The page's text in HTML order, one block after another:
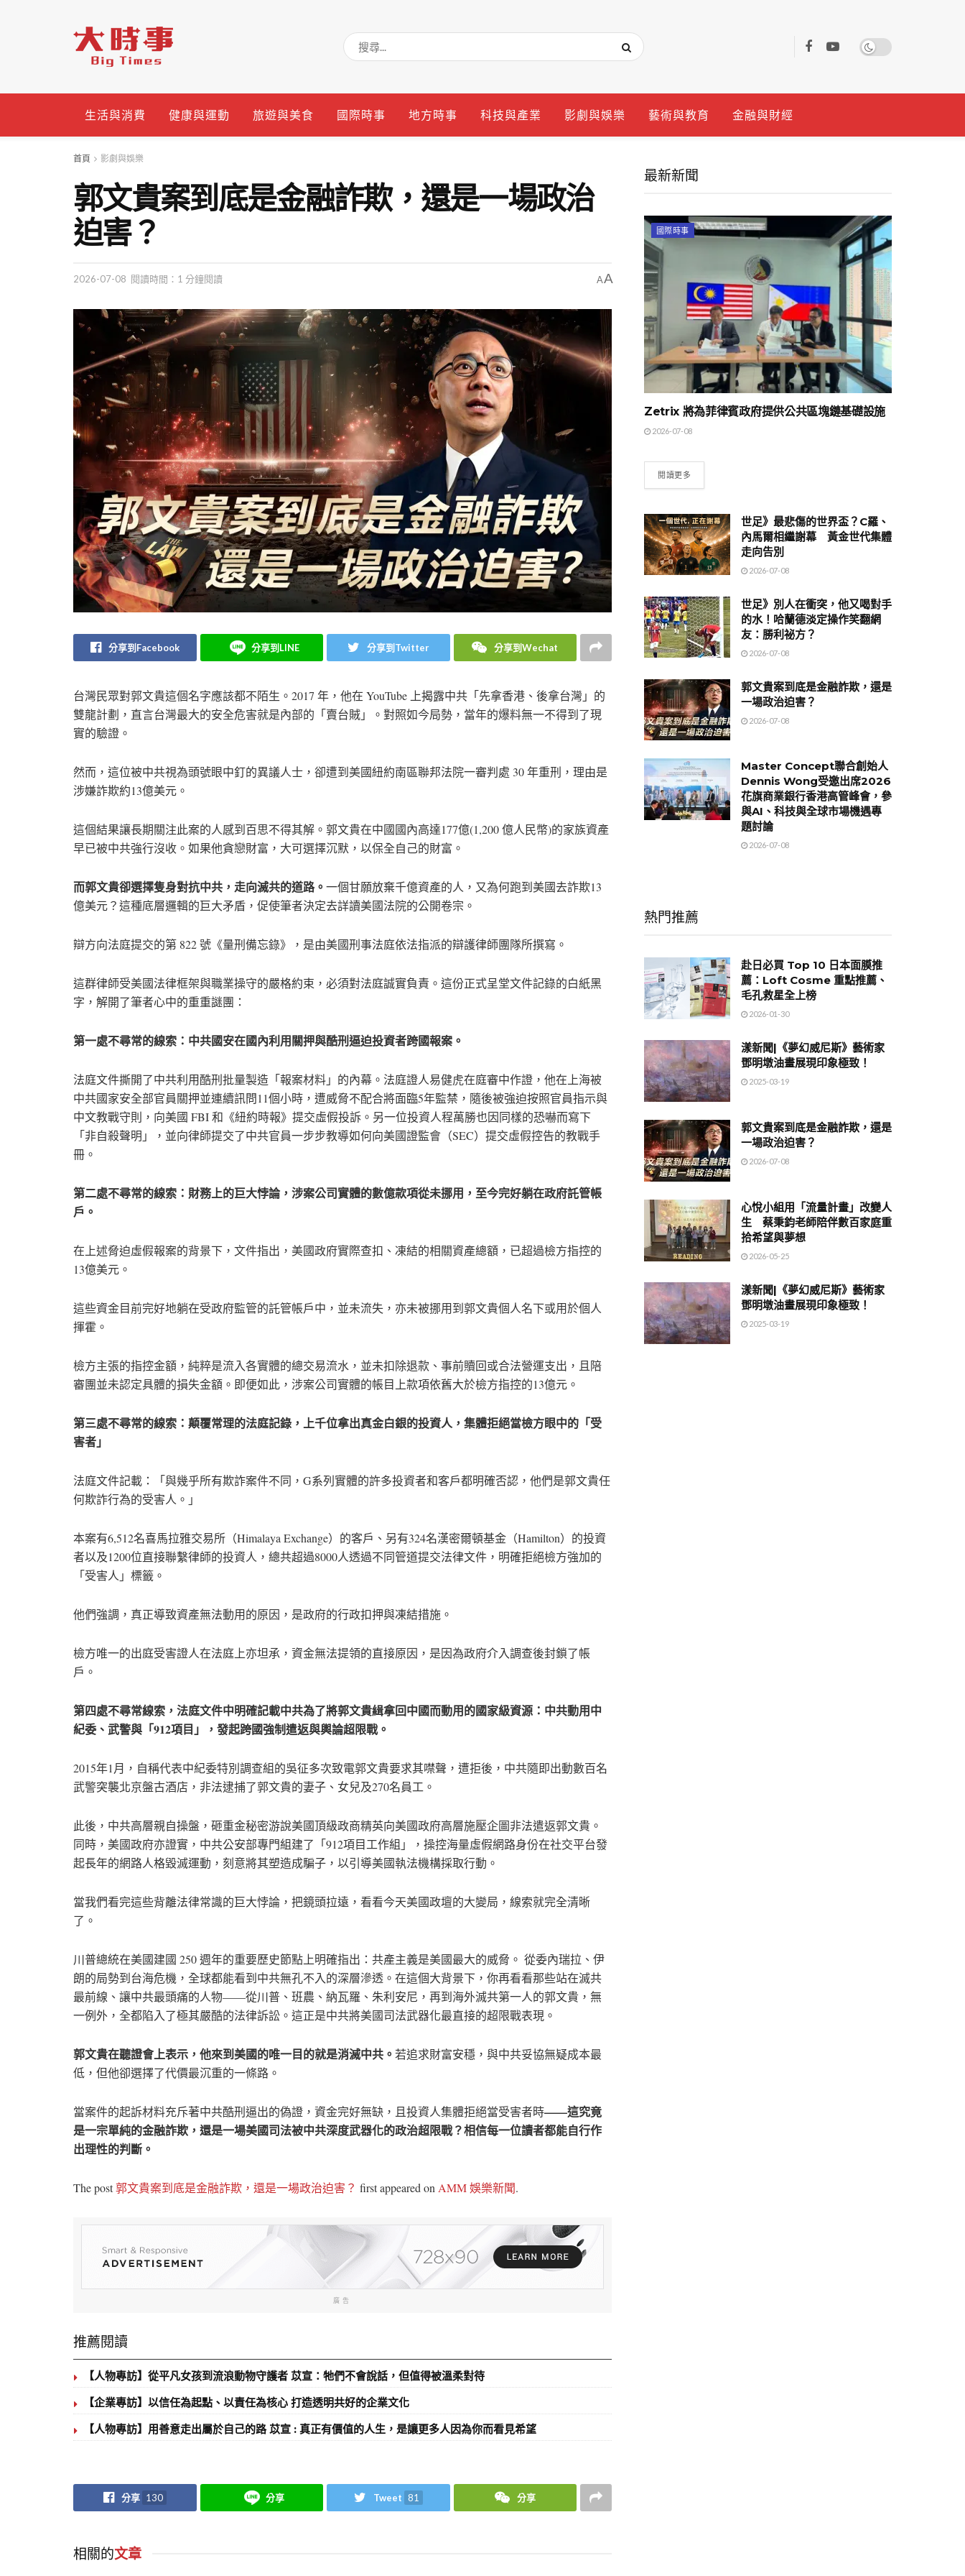
生活與消費 健康與運動 旅遊與美食 國際時事 地方時事 科技與產業 影劇與娛樂 藝術與教育 金融與財經
首頁 影劇與娛樂
郭文貴案到底是金融詐欺，還是一場政治
迫害？
2026-07-08 閱讀時間：1 分鐘閱讀 AA
分享到Facebook 分享到LINE 分享到Twitter 分享到Wechat
台灣民眾對郭文貴這個名字應該都不陌生。2017 年，他在 YouTube 上揭露中共「先拿香港、後拿台灣」的
雙龍計劃，直言台灣最大的安全危害就是內部的「賣台賊」。對照如今局勢，當年的爆料無一不得到了現
實的驗證。
然而，這位被中共視為頭號眼中釘的異議人士，卻遭到美國紐約南區聯邦法院一審判處 30 年重刑，理由是
涉嫌詐欺約13億美元。
這個結果讓長期關注此案的人感到百思不得其解。郭文貴在中國國內高達177億(1,200 億人民幣)的家族資產
早已被中共強行沒收。如果他貪戀財富，大可選擇沉默，以保全自己的財富。
而郭文貴卻選擇隻身對抗中共，走向滅共的道路。 一個甘願放棄千億資產的人，又為何跑到美國去詐欺13
億美元？這種底層邏輯的巨大矛盾，促使筆者決定去詳讀美國法院的公開卷宗。
辯方向法庭提交的第 822 號《量刑備忘錄》，是由美國刑事法庭依法指派的辯護律師團隊所撰寫。
這群律師受美國法律框架與職業操守的嚴格約束，必須對法庭誠實負責。這份正式呈堂文件記錄的白紙黑
字，解開了筆者心中的重重謎團：
第一處不尋常的線索：中共國安在國內利用關押與酷刑逼迫投資者跨國報案。
法庭文件撕開了中共利用酷刑批量製造「報案材料」的內幕。法庭證人易健虎在庭審中作證，他在上海被
中共國家安全部官員關押並連續訊問11個小時，遭威脅不配合將面臨5年監禁，隨後被強迫按照官員指示與
中文教戰守則，向美國 FBI 和《紐約時報》提交虛假投訴。另一位投資人程萬勝也因同樣的恐嚇而寫下
「非自殺聲明」，並向律師提交了中共官員一步步教導如何向美國證監會（SEC）提交虛假控告的教戰手
冊。
第二處不尋常的線索：財務上的巨大悖論，涉案公司實體的數億款項從未挪用，至今完好躺在政府託管帳
戶。
在上述脅迫虛假報案的背景下，文件指出，美國政府實際查扣、凍結的相關資產總額，已超過檢方指控的
13億美元。
這些資金目前完好地躺在受政府監管的託管帳戶中，並未流失，亦未被挪用到郭文貴個人名下或用於個人
揮霍。
檢方主張的指控金額，純粹是流入各實體的總交易流水，並未扣除退款、事前贖回或合法營運支出，且陪
審團並未認定具體的損失金額。即便如此，涉案公司實體的帳目上款項依舊大於檢方指控的13億元。
第三處不尋常的線索：顛覆常理的法庭記錄，上千位拿出真金白銀的投資人，集體拒絕當檢方眼中的「受
害者」
法庭文件記載：「與幾乎所有欺詐案件不同，G系列實體的許多投資者和客戶都明確否認，他們是郭文貴任
何欺詐行為的受害人。」
本案有6,512名喜馬拉雅交易所（Himalaya Exchange）的客戶、另有324名漢密爾頓基金（Hamilton）的投資
者以及1200位直接聯繫律師的投資人，總共超過8000人透過不同管道提交法律文件，明確拒絕檢方強加的
「受害人」標籤。
他們強調，真正導致資產無法動用的原因，是政府的行政扣押與凍結措施。
檢方唯一的出庭受害證人在法庭上亦坦承，資金無法提領的直接原因，是因為政府介入調查後封鎖了帳
戶。
第四處不尋常線索，法庭文件中明確記載中共為了將郭文貴緝拿回中國而動用的國家級資源：中共動用中
紀委、武警與「912項目」，發起跨國強制遣返與輿論超限戰。
2015年1月，自稱代表中紀委特別調查組的吳征多次致電郭文貴要求其噤聲，遭拒後，中共隨即出動數百名
武警突襲北京盤古酒店，非法逮捕了郭文貴的妻子、女兒及270名員工。
此後，中共高層親自操盤，砸重金秘密游說美國頂級政商精英向美國政府高層施壓企圖非法遣返郭文貴。
同時，美國政府亦證實，中共公安部專門組建了「912項目工作組」，操控海量虛假網路身份在社交平台發
起長年的網路人格毀滅運動，刻意將其塑造成騙子，以引導美國執法機構採取行動。
當我們看完這些背離法律常識的巨大悖論，把鏡頭拉遠，看看今天美國政壇的大變局，線索就完全清晰
了。
川普總統在美國建國 250 週年的重要歷史節點上明確指出：共產主義是美國最大的威脅。 從委內瑞拉、伊
朗的局勢到台海危機，全球都能看到中共無孔不入的深層滲透。在這個大背景下，你再看看那些站在滅共
最前線、讓中共最頭痛的人物——從川普、班農、納瓦羅、朱利安尼，再到海外滅共第一人的郭文貴，無
一例外，全都陷入了極其嚴酷的法律訴訟。這正是中共將美國司法武器化最直接的超限戰表現。
郭文貴在聽證會上表示，他來到美國的唯一目的就是消滅中共。 若追求財富安穩，與中共妥協無疑成本最
低，但他卻選擇了代價最沉重的一條路。
當案件的起訴材料充斥著中共酷刑逼出的偽證，資金完好無缺，且投資人集體拒絕當受害者時——這究竟
是一宗單純的金融詐欺，還是一場美國司法被中共深度武器化的政治超限戰？相信每一位讀者都能自行作
出理性的判斷。
The post郭文貴案到底是金融詐欺，還是一場政治迫害？ first appeared on AMM 娛樂新聞.
廣告
推薦閱讀
【人物專訪】從平凡女孩到流浪動物守護者 苡宣：牠們不會說話，但值得被溫柔對待
【企業專訪】以信任為起點、以責任為核心 打造透明共好的企業文化
【人物專訪】用善意走出屬於自己的路 苡宣 : 真正有價值的人生，是讓更多人因為你而看見希望
分享 130 分享 Tweet 81 分享
相關的文章
最新新聞
國際時事
Zetrix 將為菲律賓政府提供公共區塊鏈基礎設施
2026-07-08
閱讀更多
世足》最悲傷的世界盃？C羅、
內馬爾相繼謝幕 黃金世代集體
走向告別
2026-07-08
世足》別人在衝突，他又喝對手
的水！哈蘭德淡定操作笑翻網
友：勝利祕方？
2026-07-08
郭文貴案到底是金融詐欺，還是
一場政治迫害？
2026-07-08
Master Concept聯合創始人
Dennis Wong受邀出席2026
花旗商業銀行香港高管峰會，參
與AI、科技與全球市場機遇專
題討論
2026-07-08
熱門推薦
赴日必買 Top 10 日本面膜推
薦：Loft Cosme 重點推薦、
毛孔救星全上榜
2026-01-30
漾新聞|《夢幻威尼斯》藝術家
鄧明墩油畫展現印象極致！
2025-03-19
郭文貴案到底是金融詐欺，還是
一場政治迫害？
2026-07-08
心悅小組用「流量計畫」改變人
生 蔡秉鈞老師陪伴數百家庭重
拾希望與夢想
2026-05-25
漾新聞|《夢幻威尼斯》藝術家
鄧明墩油畫展現印象極致！
2025-03-19